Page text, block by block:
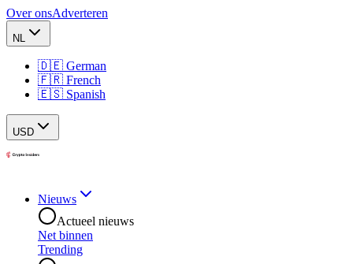
Over onsAdverteren
NL
🇩🇪 German
🇫🇷 French
🇪🇸 Spanish
USD
Nieuws
Actueel nieuws
Net binnen
Trending